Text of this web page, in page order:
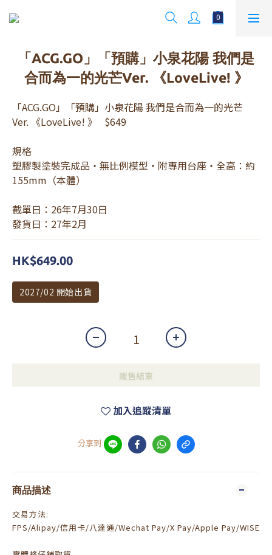
「ACG.GO」「預購」小泉花陽 我們是
合而為一的光芒Ver. 《LoveLive! 》
「ACG.GO」「預購」小泉花陽 我們是合而為一的光芒
Ver. 《LoveLive! 》   $649
規格
塑膠製塗裝完成品・無比例模型・附專用台座・全高：約
155mm（本體）
截單日：26年7月30日
發貨日：27年2月
HK$649.00
2027/02 開始出貨
販售結束
加入追蹤清單
分享到
商品描述
交易方法:
FPS/Alipay/信用卡/八達通/Wechat Pay/X Pay/Apple Pay/WISE